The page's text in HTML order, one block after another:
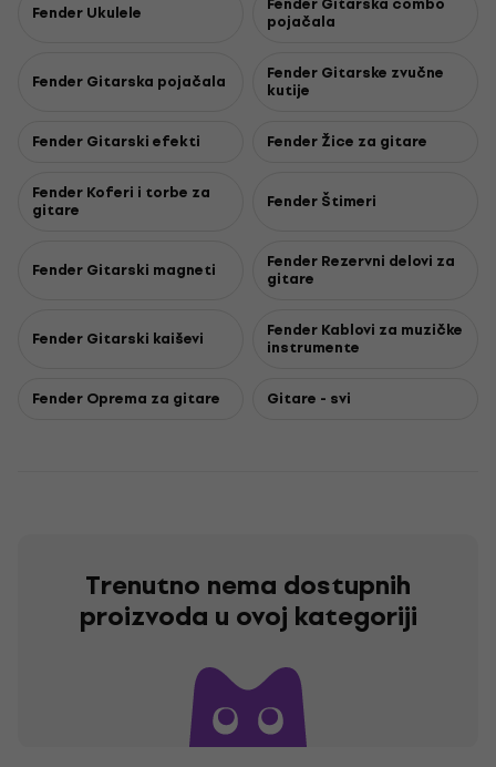
Fender Ukulele pojačala
Fender Gitarska pojačala Fender Gitarske zvučne
kutije
Fender Gitarski efekti Fender Žice za gitare
Fender Koferi i torbe za
gitare Fender Štimeri
Fender Gitarski magneti Fender Rezervni delovi za
gitare
Fender Gitarski kaiševi Fender Kablovi za muzičke
instrumente
Fender Oprema za gitare Gitare - svi
Trenutno nema dostupnih
proizvoda u ovoj kategoriji